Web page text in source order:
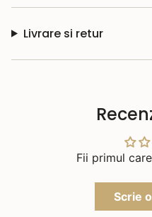
Gramaj: 3.53
Livrare si retur
Fii primul
Scrie